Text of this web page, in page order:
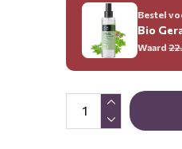
Bestel
Bio
Waard